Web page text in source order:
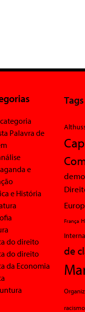
Palavra de
e
e História
do direito
do direito
da Economia
Tags
França
de
racismo